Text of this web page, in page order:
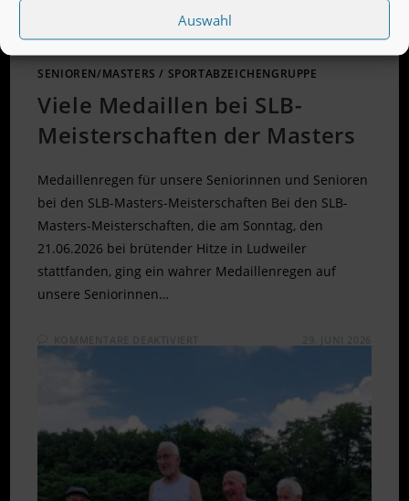
Auswahl
SENIOREN/MASTERS / SPORTABZEICHENGRUPPE
Viele Medaillen bei SLB-
Meisterschaften der Masters
Medaillenregen für unsere Seniorinnen und Senioren
bei den SLB-Masters-Meisterschaften Bei den SLB-
Masters-Meisterschaften, die am Sonntag, den
21.06.2026 bei brütender Hitze in Ludweiler
stattfanden, ging ein wahrer Medaillenregen auf
unsere Seniorinnen…
VIELE
MEISTERSCHAFTEN
DER
MASTERS